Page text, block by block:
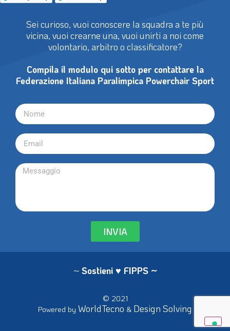
Sei curioso, vuoi conoscere la squadra a te più
vicina, vuoi crearne una, vuoi unirti a noi come
volontario, arbitro o classificatore?
Compila il modulo qui sotto per contattare la
Federazione Italiana Paralimpica Powerchair Sport
INVIA
~ Sostieni ♥ FIPPS ~
© 2021
Powered by WorldTecno & Design Solving